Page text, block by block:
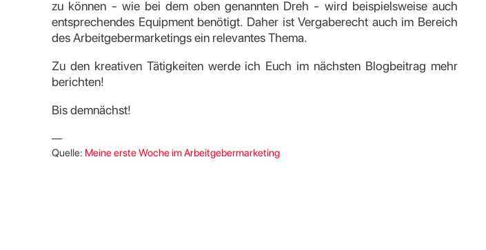
zu können - wie bei dem oben genannten Dreh - wird beispielsweise auch
entsprechendes Equipment benötigt. Daher ist Vergaberecht auch im Bereich
des Arbeitgebermarketings ein relevantes Thema.
Zu den kreativen Tätigkeiten werde ich Euch im nächsten Blogbeitrag mehr
berichten!
Bis demnächst!
—
Quelle: Meine erste Woche im Arbeitgebermarketing